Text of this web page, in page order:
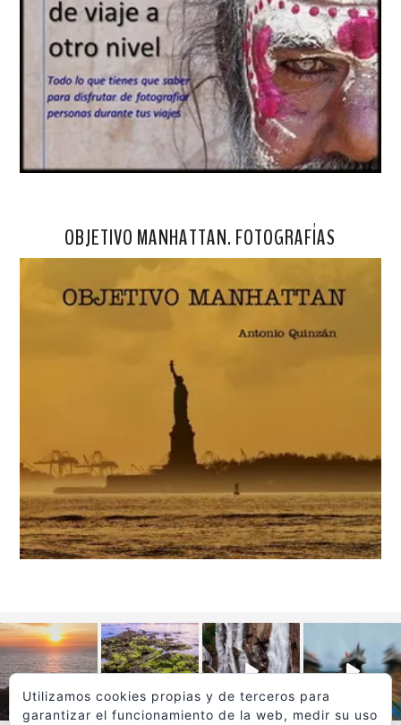
OBJETIVO MANHATTAN. FOTOGRAFÍAS
Utilizamos cookies propias y de terceros para
garantizar el funcionamiento de la web, medir su uso